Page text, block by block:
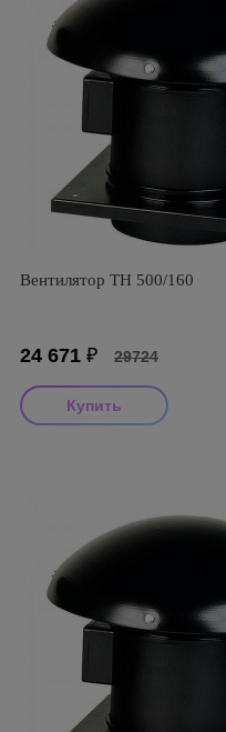
Вентилятор TH 500/160
24 671 ₽ 29724